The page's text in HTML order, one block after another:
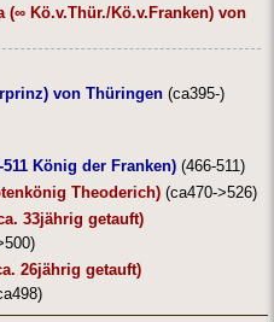
(∞ Kö.v.Thür./Kö.v.Franken) von
von Thüringen(ca395-)
König der Franken)(466-511)
Theoderich)(ca470->526)
33jährig getauft)
26jährig getauft)